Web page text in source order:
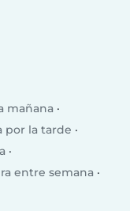
mañana
por la tarde
entre semana